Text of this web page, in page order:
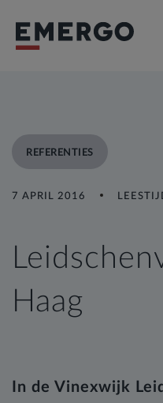
REFERENTIES
7 APRIL 2016
Haag
In de Vinexwijk